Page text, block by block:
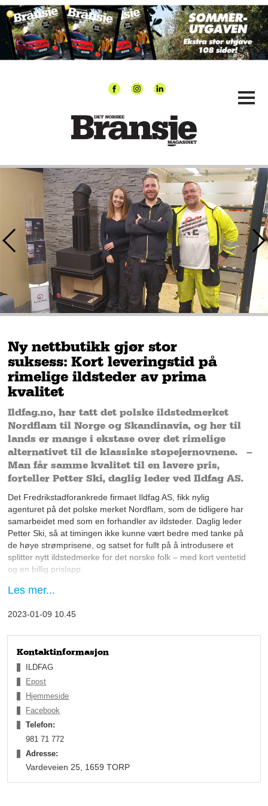
Ny nettbutikk gjør stor
suksess: Kort leveringstid på
rimelige ildsteder av prima
kvalitet
Ildfag.no, har tatt det polske ildstedmerket
Nordflam til Norge og Skandinavia, og her til
lands er mange i ekstase over det rimelige
alternativet til de klassiske støpejernovnene. –
Man får samme kvalitet til en lavere pris,
forteller Petter Ski, daglig leder ved Ildfag AS.
Det Fredrikstadforankrede firmaet Ildfag AS, fikk nylig
agenturet på det polske merket Nordflam, som de tidligere har
samarbeidet med som en forhandler av ildsteder. Daglig leder
Petter Ski, så at timingen ikke kunne vært bedre med tanke på
de høye strømprisene, og satset for fullt på å introdusere et
splitter nytt ildstedmerke for det norske folk – med kort ventetid
og en billig prislapp.
– Nordflam har priser som ingen kan matche, rett og slett!
et rimeligere produkt. Jøtul og de store produsentene er
forteller Petter.
Les mer...
2023-01-09 10.45
Kontaktinformasjon
ILDFAG
Epost
Hjemmeside
Facebook
Telefon:
981 71 772
Adresse:
Vardeveien 25, 1659 TORP